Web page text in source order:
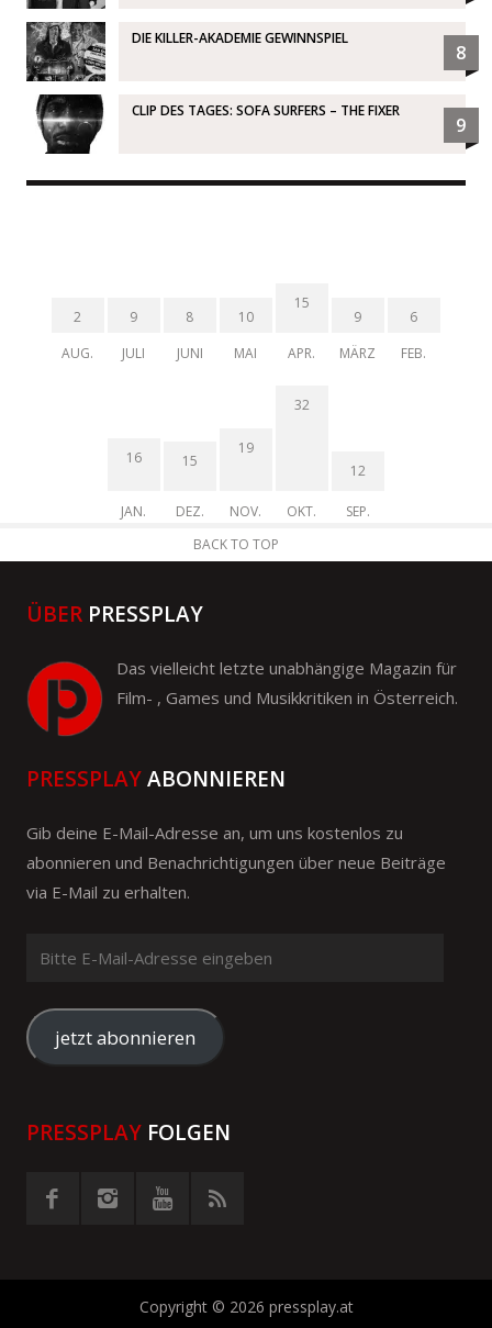
DIE KILLER-AKADEMIE GEWINNSPIEL
8
CLIP DES TAGES: SOFA SURFERS – THE FIXER
9
2
AUG.
9
JULI
8
JUNI
10
MAI
15
APR.
9
MÄRZ
6
FEB.
16
JAN.
15
DEZ.
19
NOV.
32
OKT.
12
SEP.
BACK TO TOP
ÜBER PRESSPLAY
Das vielleicht letzte unabhängige Magazin für
Film- , Games und Musikkritiken in Österreich.
PRESSPLAYABONNIEREN
Gib deine E-Mail-Adresse an, um uns kostenlos zu
abonnieren und Benachrichtigungen über neue Beiträge
via E-Mail zu erhalten.
Mail-
Adresse
eingeben
jetzt abonnieren
PRESSPLAY FOLGEN
Copyright © 2026 pressplay.at